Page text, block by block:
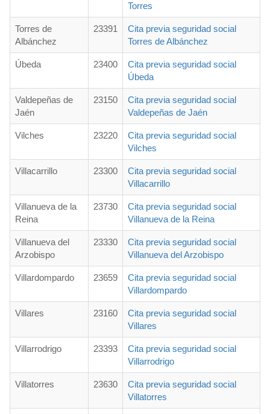
Torres
Torres de
Albánchez
23391
Cita previa seguridad social
Torres de Albánchez
Úbeda 23400
Cita previa seguridad social
Úbeda
Valdepeñas de
Jaén
23150
Cita previa seguridad social
Valdepeñas de Jaén
Vilches 23220
Cita previa seguridad social
Vilches
Villacarrillo 23300
Cita previa seguridad social
Villacarrillo
Villanueva de la
Reina
23730
Cita previa seguridad social
Villanueva de la Reina
Villanueva del
Arzobispo
23330
Cita previa seguridad social
Villanueva del Arzobispo
Villardompardo 23659
Cita previa seguridad social
Villardompardo
Villares 23160
Cita previa seguridad social
Villares
Villarrodrigo 23393
Cita previa seguridad social
Villarrodrigo
Villatorres 23630
Cita previa seguridad social
Villatorres